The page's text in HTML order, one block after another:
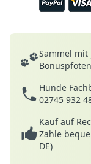
Deine Vorteile
Sammel mit
Hunde
02745 932
Kauf auf
Zahle
DE)